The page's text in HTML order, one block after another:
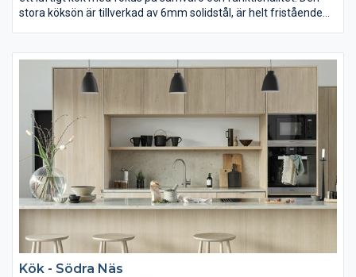
stora köksön är tillverkad av 6mm solidstål, är helt fristående
Kök - Södra Näs